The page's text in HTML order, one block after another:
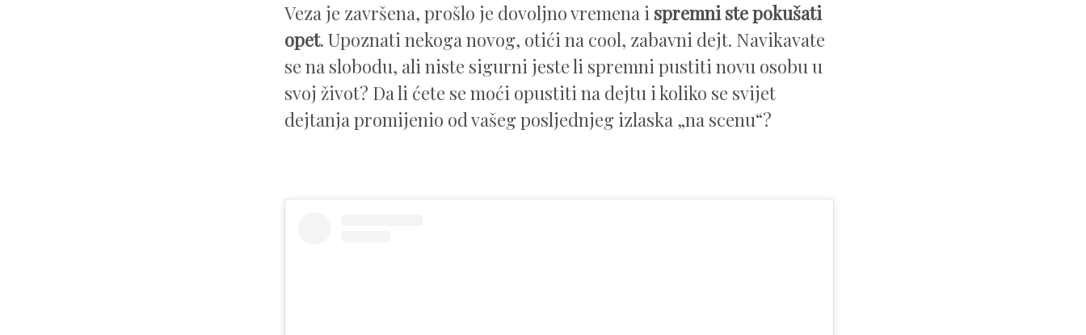
Veza je završena, prošlo je dovoljno vremena i spremni ste pokušati
opet. Upoznati nekoga novog, otići na cool, zabavni dejt. Navikavate
se na slobodu, ali niste sigurni jeste li spremni pustiti novu osobu u
svoj život? Da li ćete se moći opustiti na dejtu i koliko se svijet
dejtanja promijenio od vašeg posljednjeg izlaska „na scenu“?